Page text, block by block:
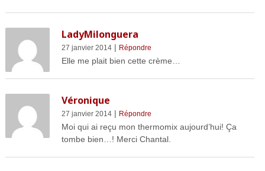
LadyMilonguera
27 janvier 2014| Répondre
Elle me plait bien cette crème…
Véronique
27 janvier 2014| Répondre
Moi qui ai reçu mon thermomix aujourd’hui! Ça
tombe bien…! Merci Chantal.